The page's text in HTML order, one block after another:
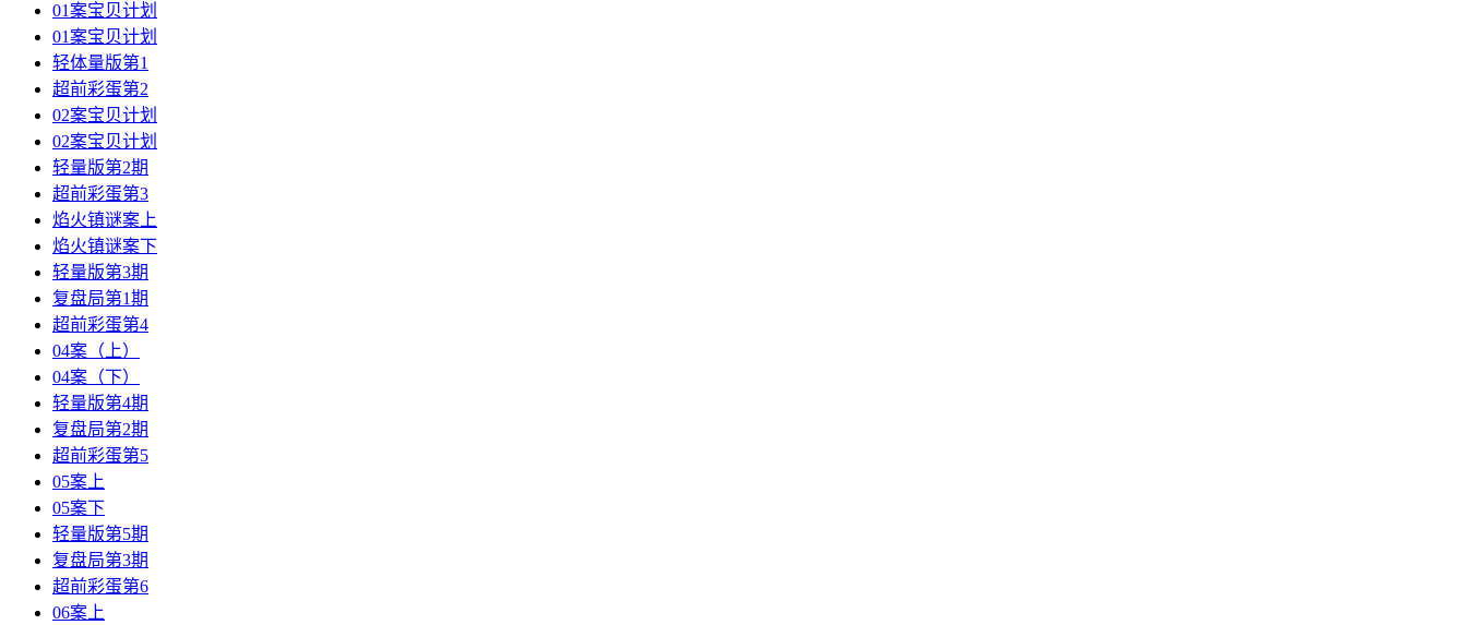
01案宝贝计划
01案宝贝计划
轻体量版第1
超前彩蛋第2
02案宝贝计划
02案宝贝计划
轻量版第2期
超前彩蛋第3
焰火镇谜案上
焰火镇谜案下
轻量版第3期
复盘局第1期
超前彩蛋第4
04案（上）
04案（下）
轻量版第4期
复盘局第2期
超前彩蛋第5
05案上
05案下
轻量版第5期
复盘局第3期
超前彩蛋第6
06案上